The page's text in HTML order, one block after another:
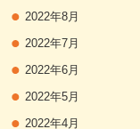
2022年8月
2022年7月
2022年6月
2022年5月
2022年4月